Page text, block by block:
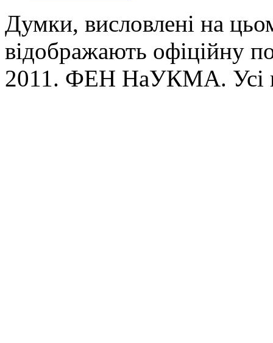
Думки, висловлені на
відображають офіційну
2011. ФЕН НаУКМА. Усі